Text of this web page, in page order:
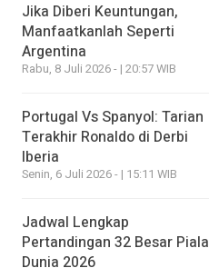
Jika Diberi Keuntungan,
Manfaatkanlah Seperti
Argentina
Rabu, 8 Juli 2026 - | 20:57 WIB
Portugal Vs Spanyol: Tarian
Terakhir Ronaldo di Derbi
Iberia
Senin, 6 Juli 2026 - | 15:11 WIB
Jadwal Lengkap
Pertandingan 32 Besar Piala
Dunia 2026